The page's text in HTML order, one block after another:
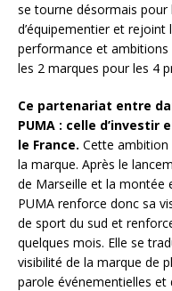
se tourne désormais pour
d’équipementier et rejoint
performance et
les 2 marques pour les 4
Ce partenariat entre
PUMA : celle d’investir
le France. Cette ambition
la marque. Après le
de Marseille et la montée
PUMA renforce donc sa
de sport du sud et
quelques mois. Elle se
visibilité de la marque de
parole événementielles et